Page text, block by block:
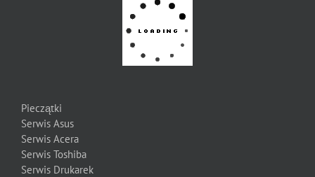
Pieczątki
Serwis Asus
Serwis Acera
Serwis Toshiba
Serwis Drukarek